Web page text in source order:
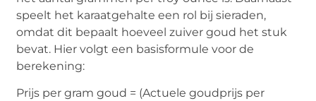
speelt het karaatgehalte een rol bij sieraden,
omdat dit bepaalt hoeveel zuiver goud het stuk
bevat. Hier volgt een basisformule voor de
berekening:
Prijs per gram goud = (Actuele goudprijs per